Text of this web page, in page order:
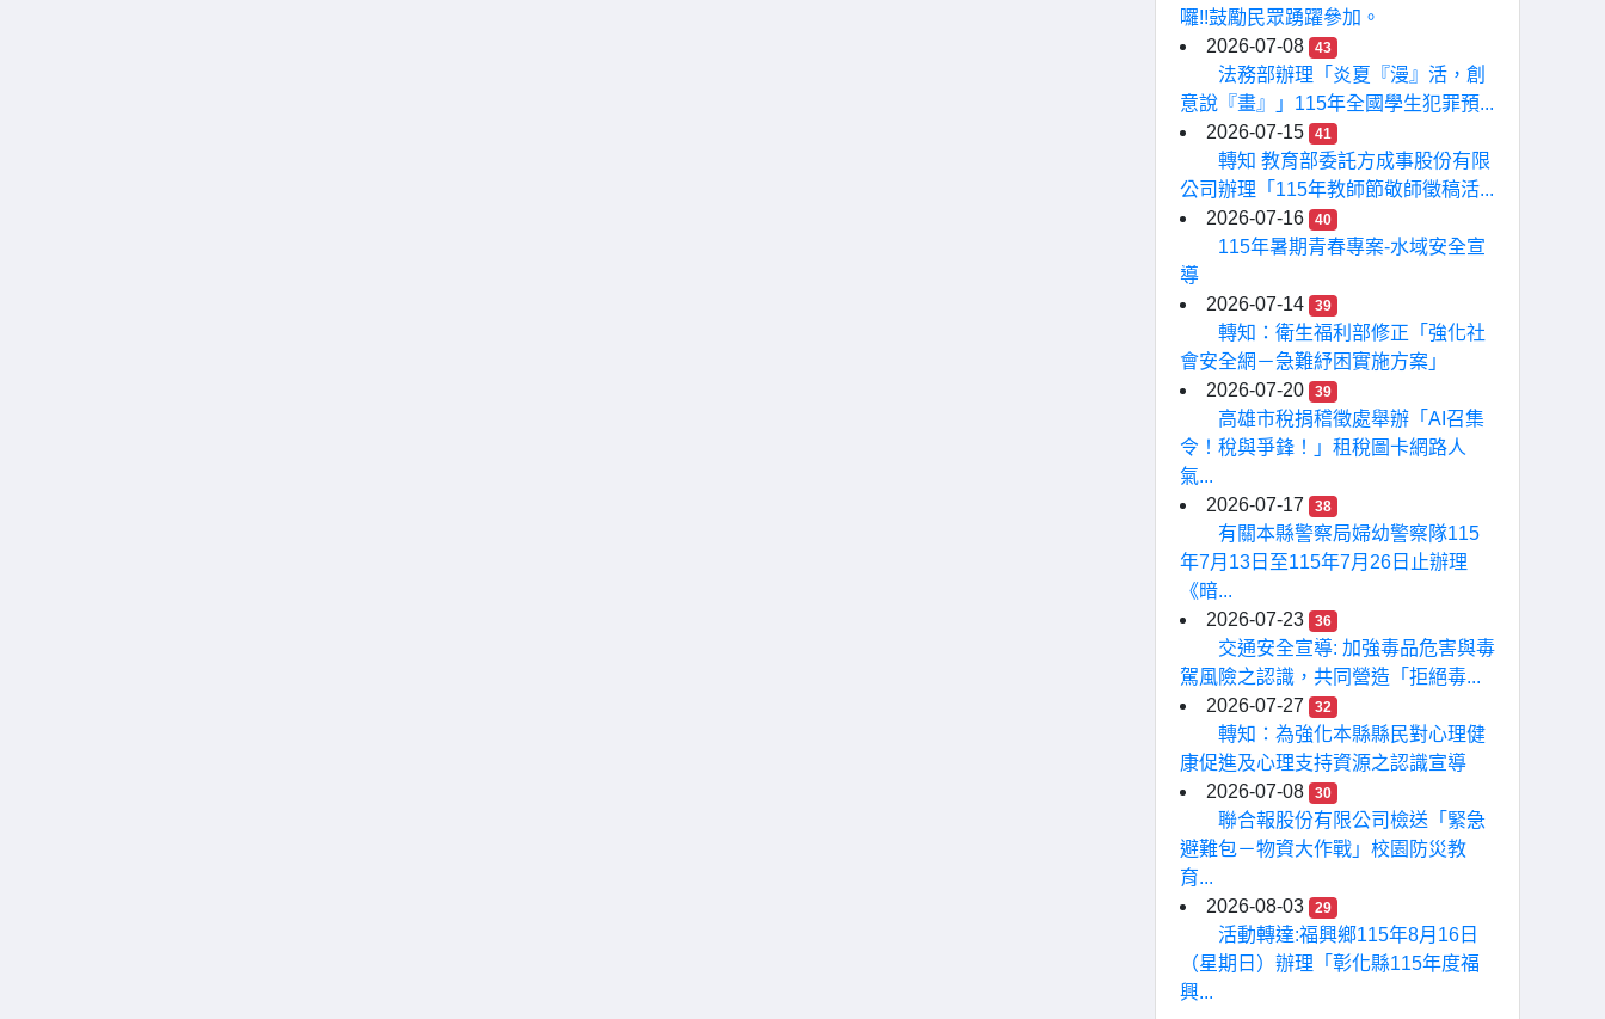
囉!!鼓勵民眾踴躍參加。
2026-07-08
43
法務部辦理「炎夏『漫』活，創
意說『畫』」115年全國學生犯罪預...
2026-07-15
41
轉知 教育部委託方成事股份有限
公司辦理「115年教師節敬師徵稿活...
2026-07-16
40
115年暑期青春專案-水域安全宣
導
2026-07-14
39
轉知：衛生福利部修正「強化社
會安全網－急難紓困實施方案」
2026-07-20
39
高雄市稅捐稽徵處舉辦「AI召集
令！稅與爭鋒！」租稅圖卡網路人
氣...
2026-07-17
38
有關本縣警察局婦幼警察隊115
年7月13日至115年7月26日止辦理
《暗...
2026-07-23
36
交通安全宣導: 加強毒品危害與毒
駕風險之認識，共同營造「拒絕毒...
2026-07-27
32
轉知：為強化本縣縣民對心理健
康促進及心理支持資源之認識宣導
2026-07-08
30
聯合報股份有限公司檢送「緊急
避難包－物資大作戰」校園防災教
育...
2026-08-03
29
活動轉達:福興鄉115年8月16日
（星期日）辦理「彰化縣115年度福
興...